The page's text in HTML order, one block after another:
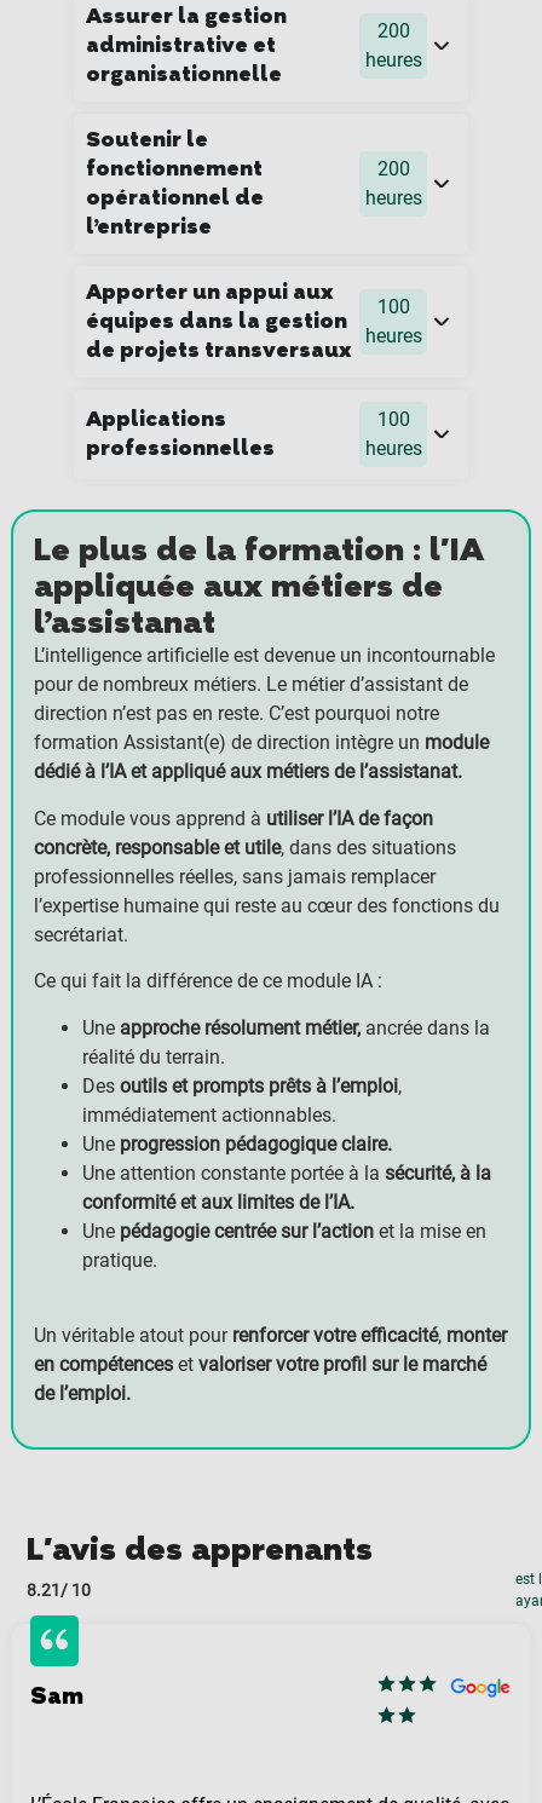
Assurer la gestion
administrative et
organisationnelle
200
heures
Soutenir le
fonctionnement
opérationnel de
l’entreprise
200
heures
Apporter un appui aux
équipes dans la gestion
de projets transversaux
100
heures
Applications
professionnelles
100
heures
Le plus de la formation : l'IA
appliquée aux métiers de
l’assistanat
L’intelligence artificielle est devenue un incontournable
pour de nombreux métiers. Le métier d’assistant de
direction n’est pas en reste. C’est pourquoi notre
formation Assistant(e) de direction intègre un module
dédié à l’IA et appliqué aux métiers de l’assistanat.
Ce module vous apprend à utiliser l’IA de façon
concrète, responsable et utile, dans des situations
professionnelles réelles, sans jamais remplacer
l’expertise humaine qui reste au cœur des fonctions du
secrétariat.
Ce qui fait la différence de ce module IA :
Une approche résolument métier, ancrée dans la
réalité du terrain.
Desoutils et prompts prêts à l’emploi,
immédiatement actionnables.
Une progression pédagogique claire.
Une attention constante portée à la sécurité, à la
conformité et aux limites de l’IA.
Une pédagogie centrée sur l’action et la mise en
pratique.
Un véritable atout pour renforcer votre efficacité, monter
en compétences etvaloriser votre profil sur le marché
de l’emploi.
L'avis des apprenants
8.21/ 10
est
Sam